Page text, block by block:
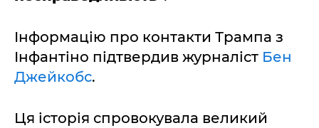
Інформацію про контакти Трампа з
Інфантіно підтвердив журналіст Бен
Джейкобс.
Ця історія спровокувала великий